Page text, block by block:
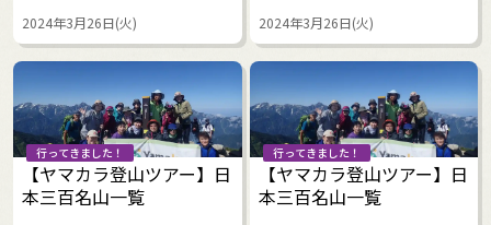
2024年3月26日(火) 2024年3月26日(火)
行ってきました！
【ヤマカラ登山ツアー】日
本三百名山一覧
行ってきました！
【ヤマカラ登山ツアー】日
本三百名山一覧